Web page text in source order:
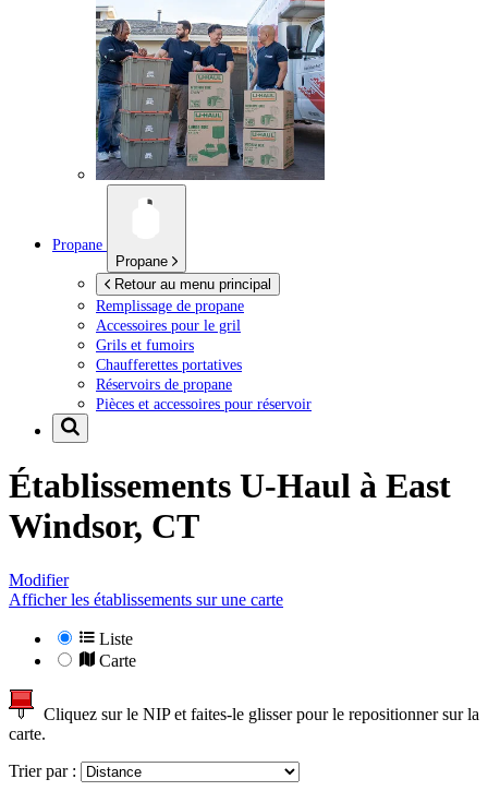
Propane
Propane
Retour au menu principal
Remplissage de propane
Accessoires pour le gril
Grils et fumoirs
Chaufferettes portatives
Réservoirs de propane
Pièces et accessoires pour réservoir
Établissements U-Haul à East
Windsor, CT
Modifier
Afficher les établissements sur une carte
Liste
Carte
Cliquez sur le NIP et faites-le glisser pour le repositionner sur la
carte.
Trier par :